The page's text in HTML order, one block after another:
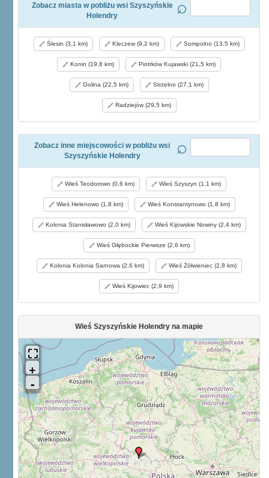
Zobacz miasta w pobliżu wsi Szyszyńskie
Holendry
Ślesin (3,1 km) Kleczew (9,2 km) Sompolno (13,5 km)
Konin (19,8 km) Piotrków Kujawski (21,5 km)
Golina (22,5 km) Strzelno (27,1 km)
Radziejów (29,5 km)
Zobacz inne miejscowości w pobliżu wsi
Szyszyńskie Holendry
Wieś Teodorowo (0,6 km) Wieś Szyszyn (1,1 km)
Wieś Helenowo (1,8 km) Wieś Konstantynowo (1,8 km)
Kolonia Stanisławowo (2,0 km) Wieś Kijowskie Nowiny (2,4 km)
Wieś Głębockie Pierwsze (2,6 km)
Kolonia Kolonia Sarnowa (2,6 km) Wieś Żółwieniec (2,8 km)
Wieś Kijowiec (2,9 km)
Wieś Szyszyńskie Holendry na mapie